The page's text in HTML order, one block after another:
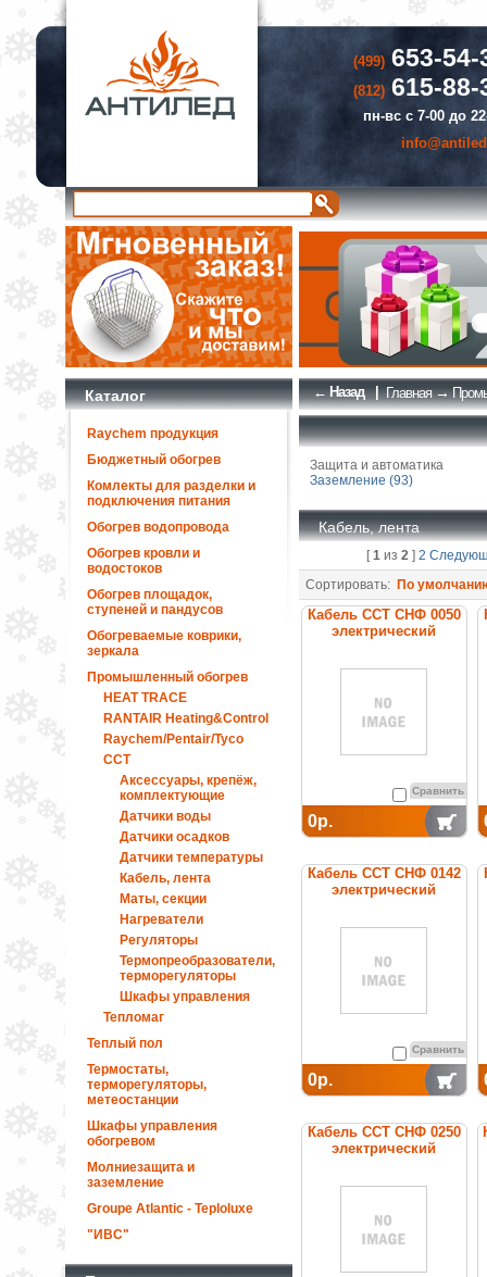
(499)653-54-
(812)615-88-
пн-вс с 7-00 до
Каталог
Raychem продукция
Бюджетный обогрев
Комлекты для разделки и
подключения питания
Обогрев водопровода
Обогрев кровли и
водостоков
Обогрев площадок,
ступеней и пандусов
Обогреваемые коврики,
зеркала
Промышленный обогрев
HEAT TRACE
RANTAIR Heating&Control
Raychem/Pentair/Tyco
ССТ
Аксессуары, крепёж,
комплектующие
Датчики воды
Датчики осадков
Датчики температуры
Кабель, лента
Маты, секции
Нагреватели
Регуляторы
Термопреобразователи,
терморегуляторы
Шкафы управления
Тепломаг
Теплый пол
Термостаты,
терморегуляторы,
метеостанции
Шкафы управления
обогревом
Молниезащита и
заземление
Groupe Atlantic - Teploluxe
"ИВС"
← Назад | Главная→
Защита и автоматика
Заземление (93)
Кабель, лента
[1из 2] 2
Сортировать: По
Кабель ССТ СНФ 0050
электрический
Сравнить
0р.
Кабель ССТ СНФ 0142
электрический
Сравнить
0р.
Кабель ССТ СНФ 0250
электрический